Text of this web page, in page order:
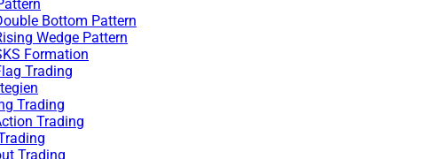
Bottom Pattern
Wedge Pattern
Formation
Trading
Trading
Trading
Trading